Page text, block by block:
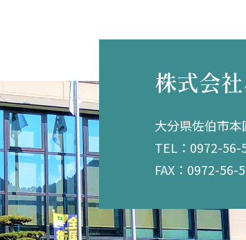
株式会
大分県佐伯市
TEL：0972-56-
FAX：0972-56-